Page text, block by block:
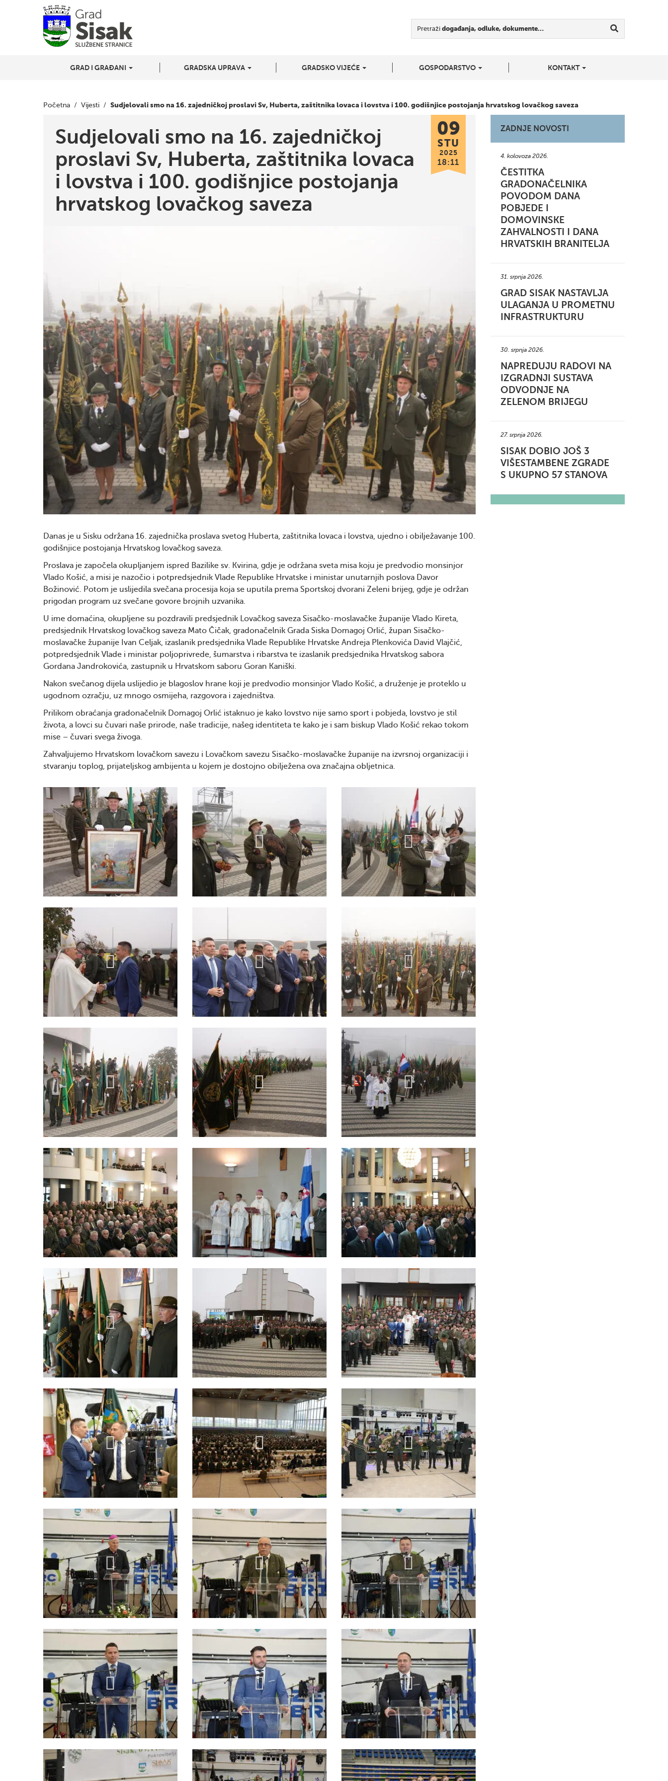
Pretraži događanja, odluke, dokumente…
GRAD I GRAĐANI GRADSKA UPRAVA GRADSKO VIJEĆE GOSPODARSTVO KONTAKT
Početna / Vijesti / Sudjelovali smo na 16. zajedničkoj proslavi Sv, Huberta, zaštitnika lovaca i lovstva i 100. godišnjice postojanja hrvatskog lovačkog saveza
Sudjelovali smo na 16. zajedničkoj
proslavi Sv, Huberta, zaštitnika lovaca
i lovstva i 100. godišnjice postojanja
hrvatskog lovačkog saveza
09
STU
2025
18:11
Danas je u Sisku održana 16. zajednička proslava svetog Huberta, zaštitnika lovaca i lovstva, ujedno i obilježavanje 100.
godišnjice postojanja Hrvatskog lovačkog saveza.
Proslava je započela okupljanjem ispred Bazilike sv. Kvirina, gdje je održana sveta misa koju je predvodio monsinjor
Vlado Košić, a misi je nazočio i potpredsjednik Vlade Republike Hrvatske i ministar unutarnjih poslova Davor
Božinović. Potom je uslijedila svečana procesija koja se uputila prema Sportskoj dvorani Zeleni brijeg, gdje je održan
prigodan program uz svečane govore brojnih uzvanika.
U ime domaćina, okupljene su pozdravili predsjednik Lovačkog saveza Sisačko-moslavačke županije Vlado Kireta,
predsjednik Hrvatskog lovačkog saveza Mato Čičak, gradonačelnik Grada Siska Domagoj Orlić, župan Sisačko-
moslavačke županije Ivan Celjak, izaslanik predsjednika Vlade Republike Hrvatske Andreja Plenkovića David Vlajčić,
potpredsjednik Vlade i ministar poljoprivrede, šumarstva i ribarstva te izaslanik predsjednika Hrvatskog sabora
Gordana Jandrokovića, zastupnik u Hrvatskom saboru Goran Kaniški.
Nakon svečanog dijela uslijedio je blagoslov hrane koji je predvodio monsinjor Vlado Košić, a druženje je proteklo u
ugodnom ozračju, uz mnogo osmijeha, razgovora i zajedništva.
Prilikom obraćanja gradonačelnik Domagoj Orlić istaknuo je kako lovstvo nije samo sport i pobjeda, lovstvo je stil
života, a lovci su čuvari naše prirode, naše tradicije, našeg identiteta te kako je i sam biskup Vlado Košić rekao tokom
mise – čuvari svega živoga.
Zahvaljujemo Hrvatskom lovačkom savezu i Lovačkom savezu Sisačko-moslavačke županije na izvrsnoj organizaciji i
stvaranju toplog, prijateljskog ambijenta u kojem je dostojno obilježena ova značajna obljetnica.
ZADNJE NOVOSTI
4. kolovoza 2026.
ČESTITKA
GRADONAČELNIKA
POVODOM DANA
POBJEDE I
DOMOVINSKE
ZAHVALNOSTI I DANA
HRVATSKIH BRANITELJA
31. srpnja 2026.
GRAD SISAK NASTAVLJA
ULAGANJA U PROMETNU
INFRASTRUKTURU
30. srpnja 2026.
NAPREDUJU RADOVI NA
IZGRADNJI SUSTAVA
ODVODNJE NA
ZELENOM BRIJEGU
27. srpnja 2026.
SISAK DOBIO JOŠ 3
VIŠESTAMBENE ZGRADE
S UKUPNO 57 STANOVA